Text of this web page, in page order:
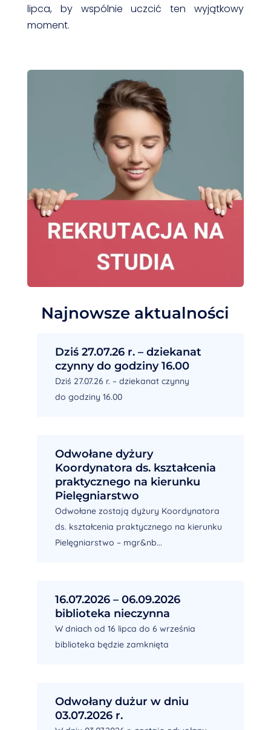
lipca, by wspólnie uczcić ten wyjątkowy
moment.
Najnowsze aktualności
Dziś 27.07.26 r. – dziekanat
czynny do godziny 16.00
Dziś 27.07.26 r. – dziekanat czynny
do godziny 16.00
Odwołane dyżury
Koordynatora ds. kształcenia
praktycznego na kierunku
Pielęgniarstwo
Odwołane zostają dyżury Koordynatora
ds. kształcenia praktycznego na kierunku
Pielęgniarstwo – mgr&nb...
16.07.2026 – 06.09.2026
biblioteka nieczynna
W dniach od 16 lipca do 6 września
biblioteka będzie zamknięta
Odwołany dużur w dniu
03.07.2026 r.